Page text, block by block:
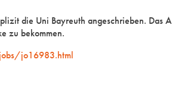
die Uni Bayreuth angeschrieben. Das
zu bekommen.
jo16983.html